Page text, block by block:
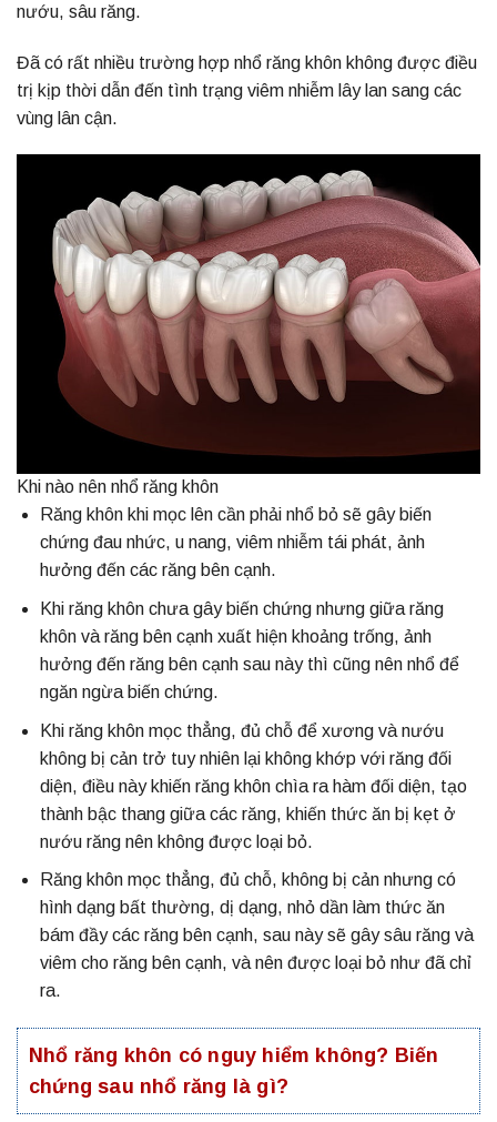
nướu, sâu răng.
Đã có rất nhiều trường hợp nhổ răng khôn không được điều
trị kịp thời dẫn đến tình trạng viêm nhiễm lây lan sang các
vùng lân cận.
Khi nào nên nhổ răng khôn
Răng khôn khi mọc lên cần phải nhổ bỏ sẽ gây biến
chứng đau nhức, u nang, viêm nhiễm tái phát, ảnh
hưởng đến các răng bên cạnh.
Khi răng khôn chưa gây biến chứng nhưng giữa răng
khôn và răng bên cạnh xuất hiện khoảng trống, ảnh
hưởng đến răng bên cạnh sau này thì cũng nên nhổ để
ngăn ngừa biến chứng.
Khi răng khôn mọc thẳng, đủ chỗ để xương và nướu
không bị cản trở tuy nhiên lại không khớp với răng đối
diện, điều này khiến răng khôn chìa ra hàm đối diện, tạo
thành bậc thang giữa các răng, khiến thức ăn bị kẹt ở
nướu răng nên không được loại bỏ.
Răng khôn mọc thẳng, đủ chỗ, không bị cản nhưng có
hình dạng bất thường, dị dạng, nhỏ dần làm thức ăn
bám đầy các răng bên cạnh, sau này sẽ gây sâu răng và
viêm cho răng bên cạnh, và nên được loại bỏ như đã chỉ
ra.
Nhổ răng khôn có nguy hiểm không? Biến
chứng sau nhổ răng là gì?